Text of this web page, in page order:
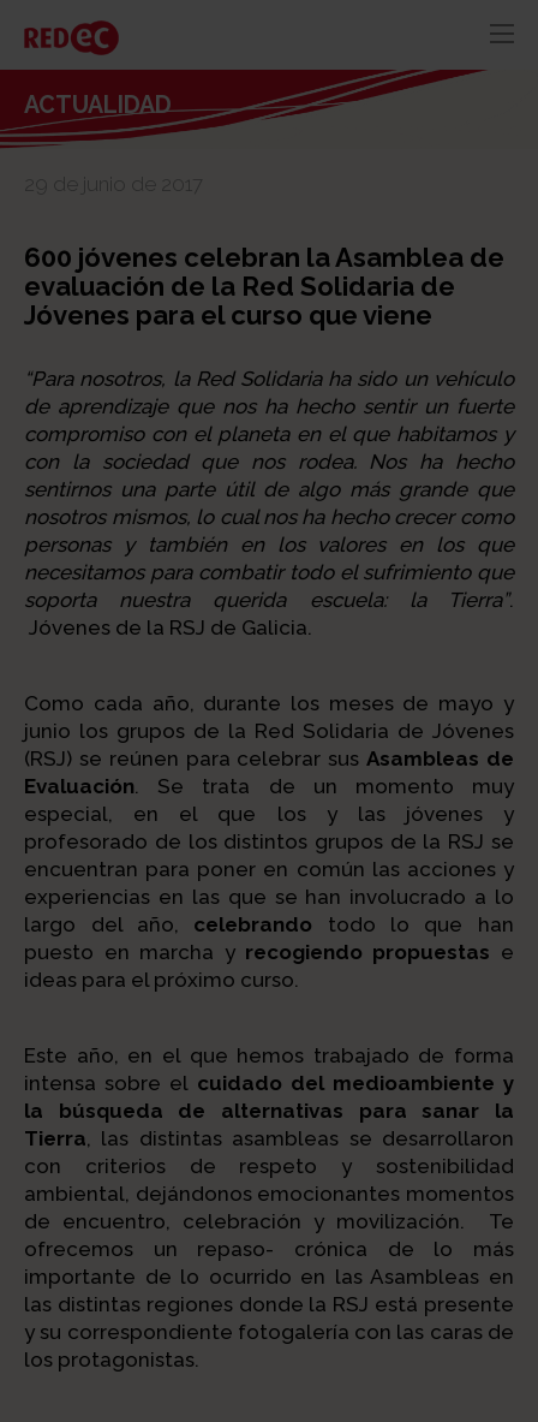
RECURSOS
ACTUALIDAD
29 de junio de 2017
600 jóvenes celebran la Asamblea de
evaluación de la Red Solidaria de
Jóvenes para el curso que viene
“Para nosotros, la Red Solidaria ha sido un vehículo
de aprendizaje que nos ha hecho sentir un fuerte
compromiso con el planeta en el que habitamos y
con la sociedad que nos rodea. Nos ha hecho
sentirnos una parte útil de algo más grande que
nosotros mismos, lo cual nos ha hecho crecer como
personas y también en los valores en los que
necesitamos para combatir todo el sufrimiento que
soporta nuestra querida escuela: la Tierra”.
Jóvenes de la RSJ de Galicia.
Como cada año, durante los meses de mayo y
junio los grupos de la Red Solidaria de Jóvenes
(RSJ) se reúnen para celebrar susAsambleas de
Evaluación. Se trata de un momento muy
especial, en el que los y las jóvenes y
profesorado de los distintos grupos de la RSJ se
encuentran para poner en común las acciones y
experiencias en las que se han involucrado a lo
largo del año, celebrando todo lo que han
puesto en marcha yrecogiendo propuestas e
ideas para el próximo curso.
Este año, en el que hemos trabajado de forma
intensa sobre el cuidado del medioambiente y
la búsqueda de alternativas para sanar la
Tierra, las distintas asambleas se desarrollaron
con criterios de respeto y sostenibilidad
ambiental, dejándonos emocionantes momentos
de encuentro, celebración y movilización. Te
ofrecemos un repaso- crónica de lo más
importante de lo ocurrido en las Asambleas en
las distintas regiones donde la RSJ está presente
y su correspondiente fotogalería con las caras de
los protagonistas.